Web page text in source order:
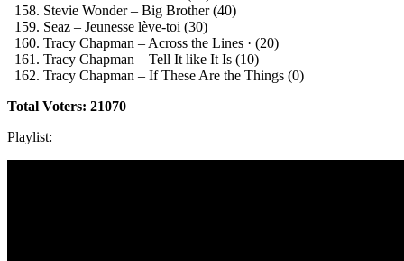
Stevie Wonder – Big Brother (40)
Seaz – Jeunesse lève-toi (30)
Tracy Chapman – Across the Lines · (20)
Tracy Chapman – Tell It like It Is (10)
Tracy Chapman – If These Are the Things (0)
Total Voters: 21070
Playlist: